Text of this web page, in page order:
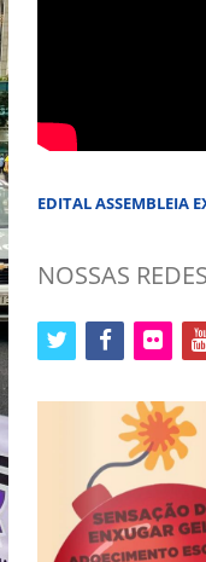
EDITAL ASSEMBLEIA
NOSSAS
twitterfacebook flickr